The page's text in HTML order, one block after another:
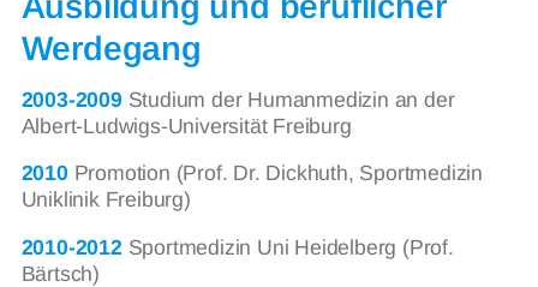
Werdegang
2003-2009Studium der Humanmedizin an der
Albert-Ludwigs-Universität Freiburg
2010 Promotion (Prof. Dr. Dickhuth, Sportmedizin
Uniklinik Freiburg)
2010-2012 Sportmedizin Uni Heidelberg (Prof.
Bärtsch)